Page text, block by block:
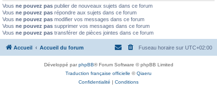
Vous ne pouvez pas publier de nouveaux sujets dans ce forum
Vous ne pouvez pas répondre aux sujets dans ce forum
Vous ne pouvez pas modifier vos messages dans ce forum
Vous ne pouvez pas supprimer vos messages dans ce forum
Vous ne pouvez pas transférer de pièces jointes dans ce forum
Accueil Accueil du forum Fuseau horaire sur UTC+02:00
Développé parphpBB® Forum Software © phpBB Limited
Traduction française officielle ©Qiaeru
Confidentialité | Conditions